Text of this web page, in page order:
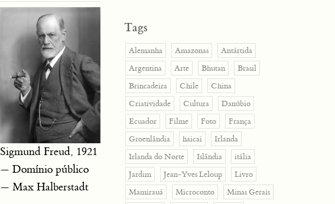
Sigmund Freud, 1921
— Domínio público
— Max Halberstadt
Tags
Alemanha Amazonas
Antártida
Argentina
Arte Bhutan
Brasil
Brincadeira
Chile
China
Criatividade
Cultura
Danúbio
Ecuador
Filme Foto
França
Groenlândia
haicai
Irlanda
Irlanda do Norte
Islândia
itália
Jardim
Jean-Yves Leloup
Livro
Mamirauá
Microconto
Minas Gerais